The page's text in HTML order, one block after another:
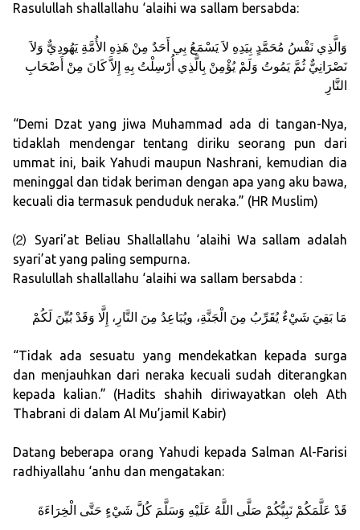
Rasulullah shallallahu ‘alaihi wa sallam bersabda:
وَالَّذِي نَفْسُ مُحَمَّدٍ بِيَدِهِ لاَ يَسْمَعُ بِي أَحَدٌ مِنْ هَذِهِ الأُمَّةِ يَهُودِيٌّ وَلاَ
نَصْرَانِيٌّ ثُمَّ يَمُوتُ وَلَمْ يُؤْمِنْ بِالَّذِي أُرْسِلْتُ بِهِ إِلاَّ كَانَ مِنْ أَصْحَابِ
النَّارِ
“Demi Dzat yang jiwa Muhammad ada di tangan-Nya,
tidaklah mendengar tentang diriku seorang pun dari
ummat ini, baik Yahudi maupun Nashrani, kemudian dia
meninggal dan tidak beriman dengan apa yang aku bawa,
kecuali dia termasuk penduduk neraka.” (HR Muslim)
⑵ Syari’at Beliau Shallallahu ‘alaihi Wa sallam adalah
syari’at yang paling sempurna.
Rasulullah shallallahu ‘alaihi wa sallam bersabda :
مَا بَقِيَ شَيْءٌ يُقَرِّبُ مِنَ الْجَنَّةِ، ويُبَاعِدُ مِنَ النَّارِ، إِلَّا وَقَدْ بُيِّنَ لَكُمْ
“Tidak ada sesuatu yang mendekatkan kepada surga
dan menjauhkan dari neraka kecuali sudah diterangkan
kepada kalian.” (Hadits shahih diriwayatkan oleh Ath
Thabrani di dalam Al Mu’jamil Kabir)
Datang beberapa orang Yahudi kepada Salman Al-Farisi
radhiyallahu ‘anhu dan mengatakan:
قَدْ عَلَّمَكُمْ نَبِيُّكُمْ صَلَّى اللَّهُ عَلَيْهِ وَسَلَّمَ كُلَّ شَيْءٍ حَتَّى الْخِرَاءَةَ